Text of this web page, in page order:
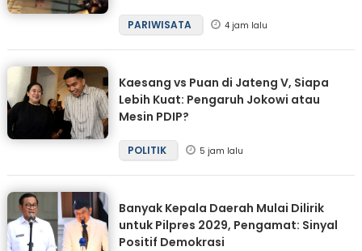
PARIWISATA 4 jam lalu
Kaesang vs Puan di Jateng V, Siapa
Lebih Kuat: Pengaruh Jokowi atau
Mesin PDIP?
POLITIK 5 jam lalu
Banyak Kepala Daerah Mulai Dilirik
untuk Pilpres 2029, Pengamat: Sinyal
Positif Demokrasi